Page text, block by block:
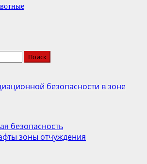
безопасности в зоне
безопасность
зоны отчуждения